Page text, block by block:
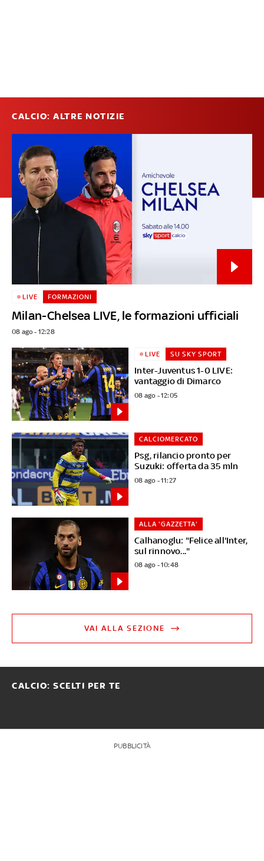
CALCIO: ALTRE NOTIZIE
Milan-Chelsea LIVE, le formazioni ufficiali
LIVE FORMAZIONI
08 ago - 12:28
Inter-Juventus 1-0 LIVE:
vantaggio di Dimarco
LIVE SU SKY SPORT
08 ago - 12:05
Psg, rilancio pronto per
Suzuki: offerta da 35 mln
CALCIOMERCATO
08 ago - 11:27
Calhanoglu: "Felice all'Inter,
sul rinnovo..."
ALLA 'GAZZETTA'
08 ago - 10:48
VAI ALLA SEZIONE
CALCIO: SCELTI PER TE
PUBBLICITÀ